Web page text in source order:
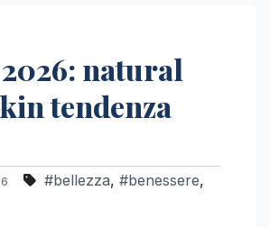
natural
tendenza
#bellezza, #benessere,